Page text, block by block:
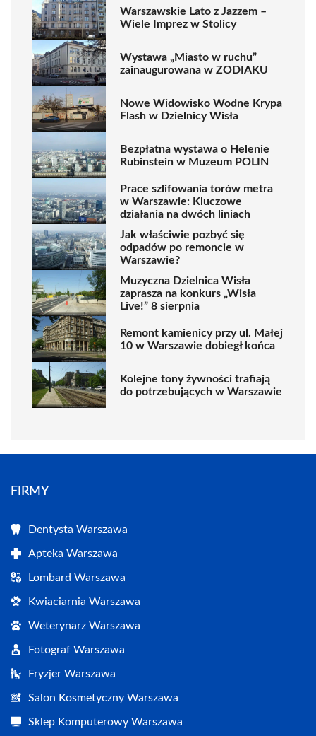
Warszawskie Lato z Jazzem –
Wiele Imprez w Stolicy
Wystawa „Miasto w ruchu”
zainaugurowana w ZODIAKU
Nowe Widowisko Wodne Krypa
Flash w Dzielnicy Wisła
Bezpłatna wystawa o Helenie
Rubinstein w Muzeum POLIN
Prace szlifowania torów metra
w Warszawie: Kluczowe
działania na dwóch liniach
Jak właściwie pozbyć się
odpadów po remoncie w
Warszawie?
Muzyczna Dzielnica Wisła
zaprasza na konkurs „Wisła
Live!” 8 sierpnia
Remont kamienicy przy ul. Małej
10 w Warszawie dobiegł końca
Kolejne tony żywności trafiają
do potrzebujących w Warszawie
FIRMY
Dentysta Warszawa
Apteka Warszawa
Lombard Warszawa
Kwiaciarnia Warszawa
Weterynarz Warszawa
Fotograf Warszawa
Fryzjer Warszawa
Salon Kosmetyczny Warszawa
Sklep Komputerowy Warszawa